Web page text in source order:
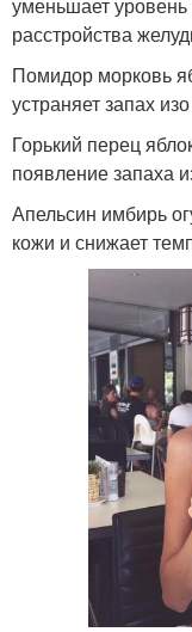
расстройства
Помидор морковь
устраняет запах
Горький перец
появление запаха
Апельсин имбирь
кожи и снижает